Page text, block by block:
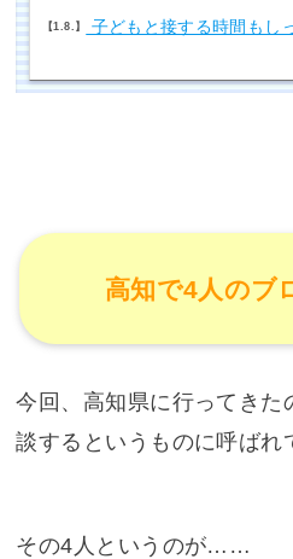
1.8. 子どもと接する時間もし
高知で4人のブ
今回、高知県に行ってきた
談するというものに呼ばれ
その4人というのが……